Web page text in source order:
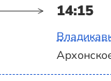
14:15